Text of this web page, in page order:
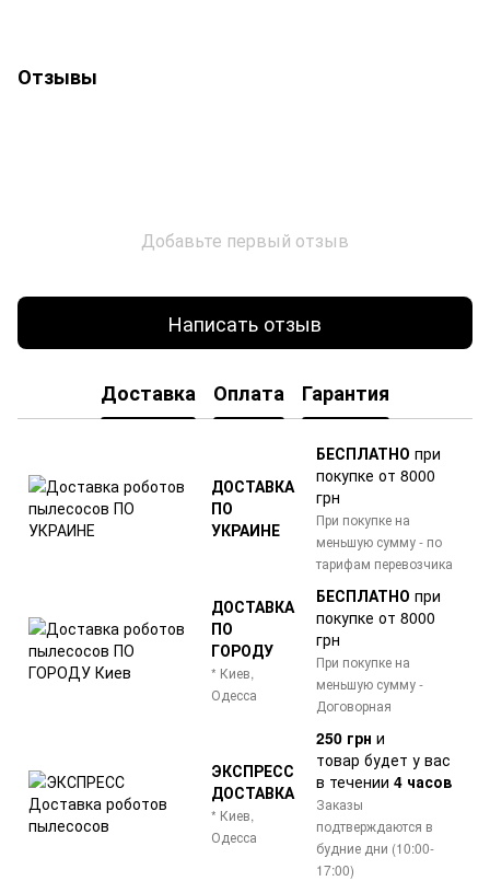
Отзывы
Добавьте первый отзыв
Написать отзыв
Доставка Оплата Гарантия
ДОСТАВКА
ПО
УКРАИНЕ
БЕСПЛАТНО при
покупке от 8000
грн
При покупке на
меньшую сумму - по
тарифам перевозчика
ДОСТАВКА
ПО
ГОРОДУ
* Киев,
Одесса
БЕСПЛАТНО при
покупке от 8000
грн
При покупке на
меньшую сумму -
Договорная
ЭКСПРЕСС
ДОСТАВКА
* Киев,
Одесса
250 грн и
товар будет у вас
в течении 4 часов
Заказы
подтверждаются в
будние дни (10:00-
17:00)